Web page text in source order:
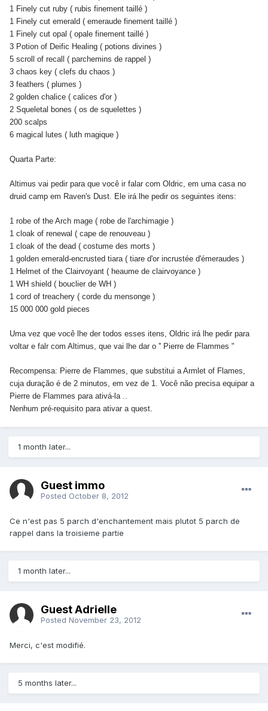
1 Finely cut ruby ( rubis finement taillé )
1 Finely cut emerald ( emeraude finement taillé )
1 Finely cut opal ( opale finement taillé )
3 Potion of Deific Healing ( potions divines )
5 scroll of recall ( parchemins de rappel )
3 chaos key ( clefs du chaos )
3 feathers ( plumes )
2 golden chalice ( calices d'or )
2 Squeletal bones ( os de squelettes )
200 scalps
6 magical lutes ( luth magique )
Quarta Parte:
Altimus vai pedir para que você ir falar com Oldric, em uma casa no
druid camp em Raven's Dust. Ele irá lhe pedir os seguintes itens:
1 robe of the Arch mage ( robe de l'archimagie )
1 cloak of renewal ( cape de renouveau )
1 cloak of the dead ( costume des morts )
1 golden emerald-encrusted tiara ( tiare d'or incrustée d'émeraudes )
1 Helmet of the Clairvoyant ( heaume de clairvoyance )
1 WH shield ( bouclier de WH )
1 cord of treachery ( corde du mensonge )
15 000 000 gold pieces
Uma vez que você lhe der todos esses itens, Oldric irá lhe pedir para
voltar e falr com Altimus, que vai lhe dar o '' Pierre de Flammes "
Recompensa: Pierre de Flammes, que substitui a Armlet of Flames,
cuja duração é de 2 minutos, em vez de 1. Você não precisa equipar a
Pierre de Flammes para ativá-la ..
Nenhum pré-requisito para ativar a quest.
1 month later...
Guest immo
Posted October 8, 2012
Ce n'est pas 5 parch d'enchantement mais plutot 5 parch de
rappel dans la troisieme partie
1 month later...
Guest Adrielle
Posted November 23, 2012
Merci, c'est modifié.
5 months later...